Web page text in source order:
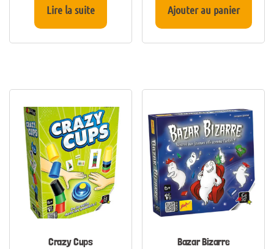
Lire la suite Ajouter au panier
Crazy Cups Bazar Bizarre